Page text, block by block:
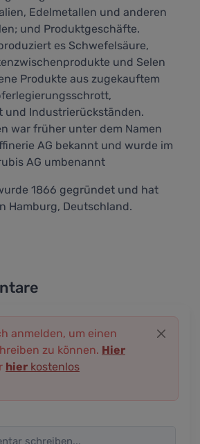
Edelmetallen und anderen
und Produktgeschäfte.
es Schwefelsäure,
und Selen
Produkte aus zugekauftem
und Industrierückständen.
war früher unter dem Namen
AG bekannt und wurde im
AG umbenannt
1866 gegründet und hat
Hamburg, Deutschland.
anmelden, um einen
zu können. Hier
hier kostenlos